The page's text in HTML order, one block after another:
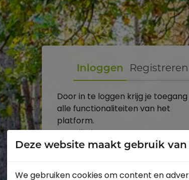
Inloggen Registreren
Door in te loggen krijg je
alle functionaliteiten van het
platform.
Deze website maakt gebruik
We gebruiken cookies om content en